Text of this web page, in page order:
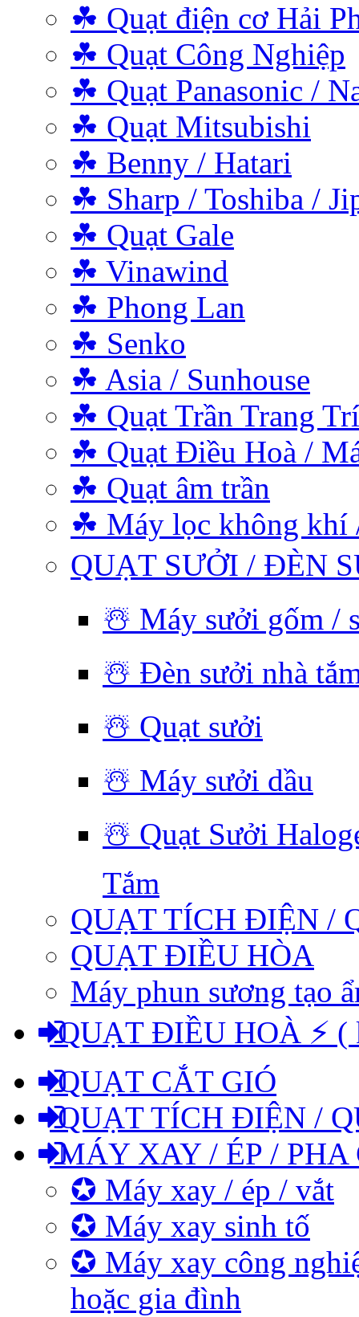
☘ Quạt điện cơ Hải
☘ Quạt Công Nghiệp
☘ Quạt Panasonic /
☘ Quạt Mitsubishi
☘ Benny / Hatari
☘ Sharp / Toshiba /
☘ Quạt Gale
☘ Vinawind
☘ Phong Lan
☘ Senko
☘ Asia / Sunhouse
☘ Quạt Trần Trang Trí
☘ Quạt Điều Hoà /
☘ Quạt âm trần
☘ Máy lọc không khí
QUẠT SƯỞI / ĐÈN
☃️ Máy sưởi gốm /
☃️ Đèn sưởi nhà
☃️ Quạt sưởi
☃️ Máy sưởi dầu
☃️ Quạt Sưởi
Tắm
QUẠT TÍCH ĐIỆN /
QUẠT ĐIỀU HÒA
Máy phun sương tạo
QUẠT ĐIỀU HOÀ ⚡ (
QUẠT CẮT GIÓ
QUẠT TÍCH ĐIỆN /
MÁY XAY / ÉP / PHA
✪ Máy xay / ép / vắt
✪ Máy xay sinh tố
✪ Máy xay công
hoặc gia đình